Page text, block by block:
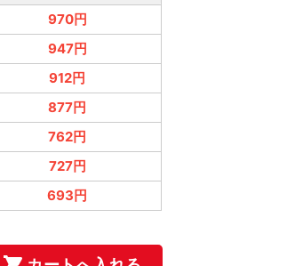
970円
947円
912円
877円
762円
727円
693円